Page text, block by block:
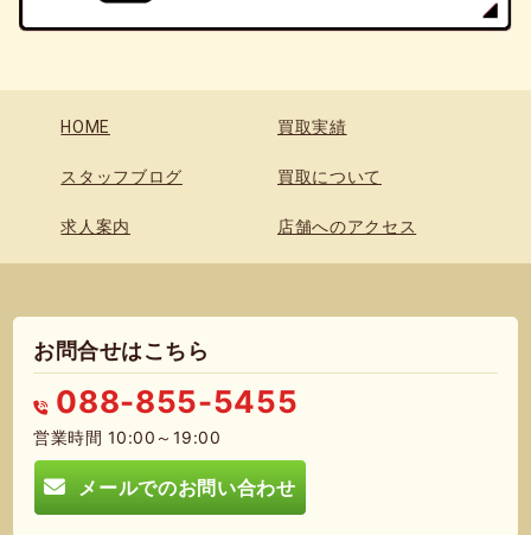
HOME 買取実績
スタッフブログ 買取について
求人案内 店舗へのアクセス
お問合せはこちら
088-855-5455
営業時間 10:00～19:00
メールでのお問い合わせ